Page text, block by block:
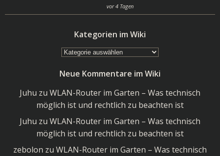
vor 4 Tagen
Kategorien im Wiki
Kategorien
Wiki
Neue Kommentare im Wiki
Juhu zu WLAN-Router im Garten – Was technisch
möglich ist und rechtlich zu beachten ist
Juhu zu WLAN-Router im Garten – Was technisch
möglich ist und rechtlich zu beachten ist
zebolon zu WLAN-Router im Garten – Was technisch